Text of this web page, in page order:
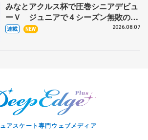
みなとアクルス杯で圧巻シニアデビュ
ーＶ ジュニアで４シーズン無敗の島
田麻央
連載 NEW 2026.08.07
アスケート専門ウェブメディア